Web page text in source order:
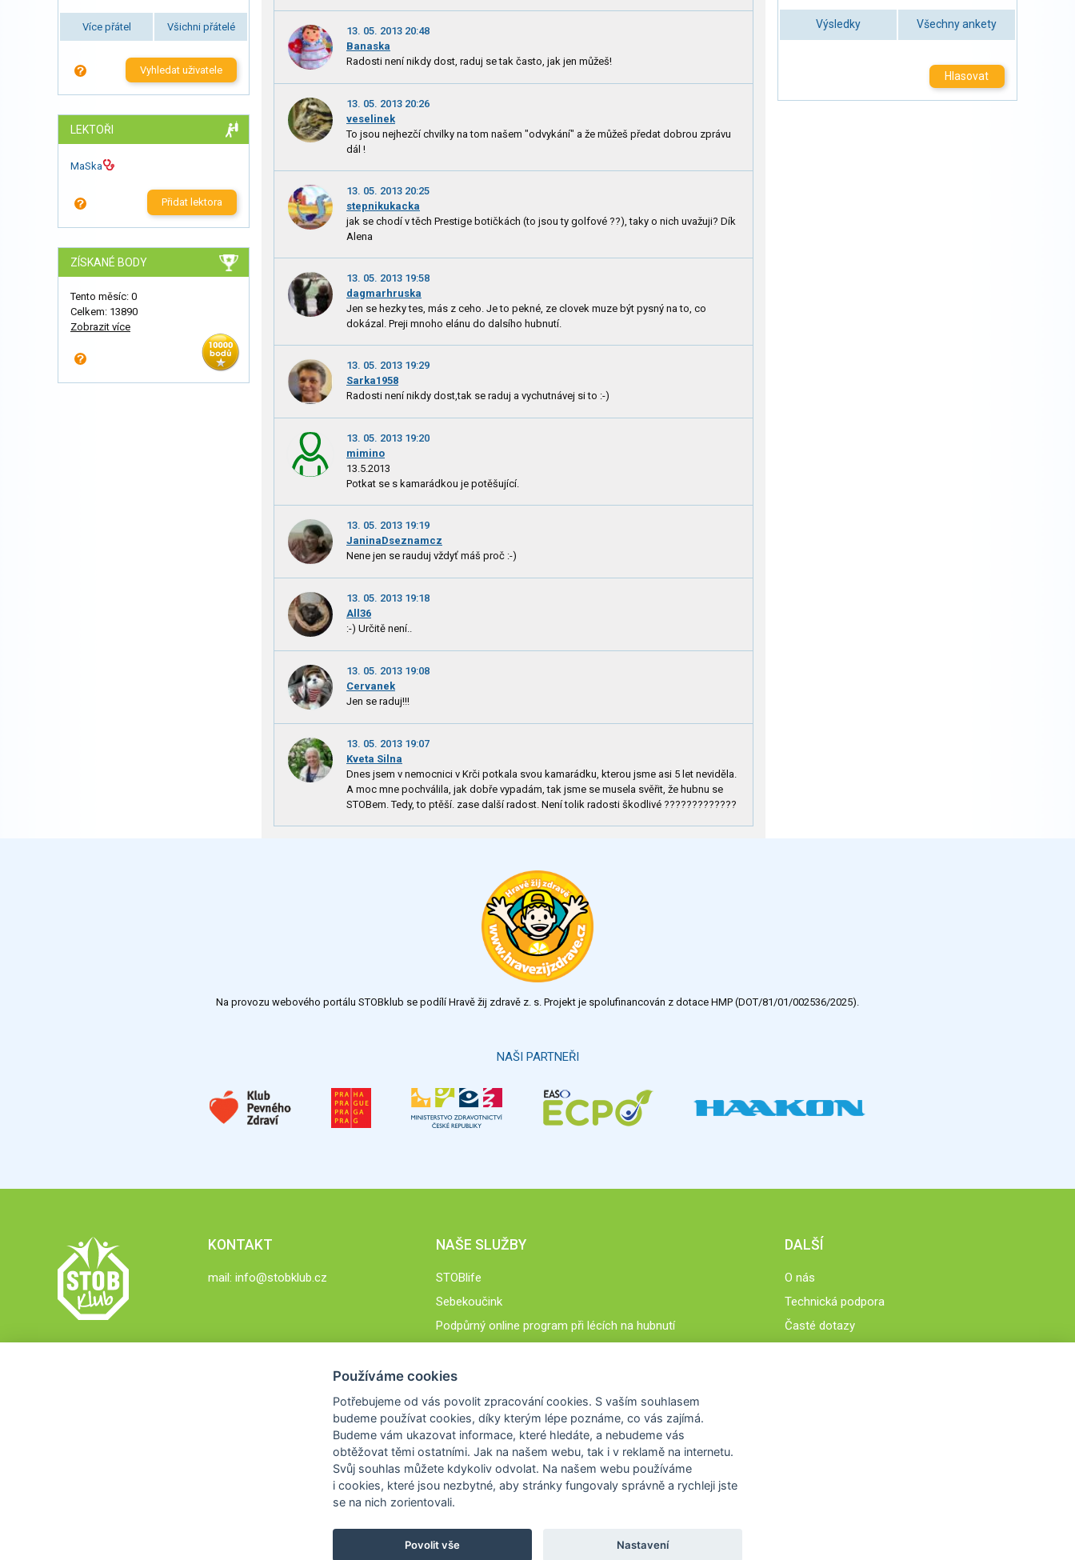
Více přátel Všichni přátelé
Vyhledat uživatele
LEKTOŘI
MaSka
Přidat lektora
ZÍSKANÉ BODY
Tento měsíc: 0
Celkem: 13890
Zobrazit více
13. 05. 2013 20:48
Banaska
Radosti není nikdy dost, raduj se tak často, jak jen můžeš!
13. 05. 2013 20:26
veselinek
To jsou nejhezčí chvilky na tom našem "odvykání" a že můžeš předat dobrou zprávu
dál !
13. 05. 2013 20:25
stepnikukacka
jak se chodí v těch Prestige botičkách (to jsou ty golfové ??), taky o nich uvažuji? Dík
Alena
13. 05. 2013 19:58
dagmarhruska
Jen se hezky tes, más z ceho. Je to pekné, ze clovek muze být pysný na to, co
dokázal. Preji mnoho elánu do dalsího hubnutí.
13. 05. 2013 19:29
Sarka1958
Radosti není nikdy dost,tak se raduj a vychutnávej si to :-)
13. 05. 2013 19:20
mimino
13.5.2013
Potkat se s kamarádkou je potěšující.
13. 05. 2013 19:19
JaninaDseznamcz
Nene jen se rauduj vždyť máš proč :-)
13. 05. 2013 19:18
All36
:-) Určitě není..
13. 05. 2013 19:08
Cervanek
Jen se raduj!!!
13. 05. 2013 19:07
Kveta Silna
Dnes jsem v nemocnici v Krči potkala svou kamarádku, kterou jsme asi 5 let neviděla.
A moc mne pochválila, jak dobře vypadám, tak jsme se musela svěřit, že hubnu se
STOBem. Tedy, to ptěší. zase další radost. Není tolik radosti škodlivé ?????????????
Výsledky Všechny ankety
Hlasovat
Na provozu webového portálu STOBklub se podílí Hravě žij zdravě z. s. Projekt je spolufinancován z dotace HMP (DOT/81/01/002536/2025).
NAŠI PARTNEŘI
KONTAKT
mail: info@stobklub.cz
NAŠE SLUŽBY
STOBlife
Sebekoučink
Podpůrný online program při lécích na hubnutí
DALŠÍ
O nás
Technická podpora
Časté dotazy
Používáme cookies
Potřebujeme od vás povolit zpracování cookies. S vaším souhlasem
budeme používat cookies, díky kterým lépe poznáme, co vás zajímá.
Budeme vám ukazovat informace, které hledáte, a nebudeme vás
obtěžovat těmi ostatními. Jak na našem webu, tak i v reklamě na internetu.
Svůj souhlas můžete kdykoliv odvolat. Na našem webu používáme
i cookies, které jsou nezbytné, aby stránky fungovaly správně a rychleji jste
se na nich zorientovali.
Povolit vše Nastavení